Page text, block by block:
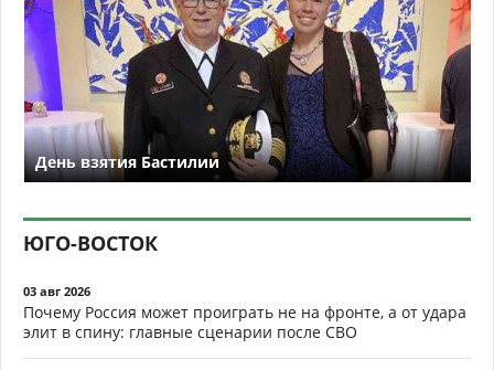
День взятия Бастилии
ЮГО-ВОСТОК
03 авг 2026
Почему Россия может проиграть не на фронте, а от удара
элит в спину: главные сценарии после СВО